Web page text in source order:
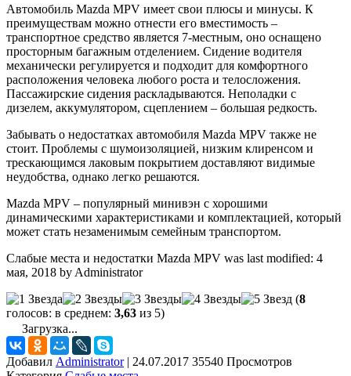
Автомобиль Mazda MPV имеет свои плюсы и минусы. К
преимуществам можно отнести его вместимость –
транспортное средство является 7-местным, оно оснащено
просторным багажным отделением. Сидение водителя
механически регулируется и подходит для комфортного
расположения человека любого роста и телосложения.
Пассажирские сидения раскладываются. Неполадки с
дизелем, аккумулятором, сцеплением – большая редкость.
Забывать о недостатках автомобиля Mazda MPV также не
стоит. Проблемы с шумоизоляцией, низким клиренсом и
трескающимся лаковым покрытием доставляют видимые
неудобства, однако легко решаются.
Mazda MPV – популярный минивэн с хорошими
динамическими характеристиками и комплектацией, который
может стать незаменимым семейным транспортом.
Слабые места и недостатки Mazda MPV was last modified: 4
мая, 2018 by Administrator
(8
голосов: в среднем: 3,63 из 5)
Загрузка...
Добавил Administrator | 24.07.2017 35540 Просмотров